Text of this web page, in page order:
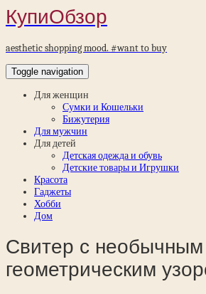
КупиОбзор
aesthetic shopping mood. #want to buy
Toggle navigation
Для женщин
Сумки и Кошельки
Бижутерия
Для мужчин
Для детей
Детская одежда и обувь
Детские товары и Игрушки
Красота
Гаджеты
Хобби
Дом
Свитер с необычным
геометрическим